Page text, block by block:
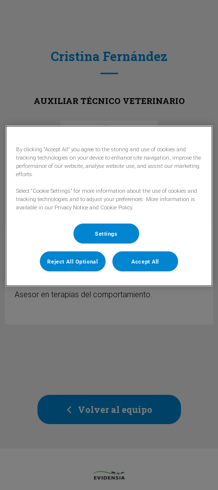
Cristina Fernández
AUXILIAR TÉCNICO VETERINARIO
Cristina Fernández
AUXILIAR TÉCNICO
VETERINARIO
Auxiliar Veterinario.
Asesor en terapias del comportamiento.
Volver al equipo
By clicking “Accept All” you agree to the storing and use of cookies and
tracking technologies on your device to enhance site navigation, improve the
performance of our website, analyse website use, and assist our marketing
efforts.
Select “Cookie Settings” for more information about the use of cookies and
tracking technologies and to adjust your preferences. More information is
available in our Privacy Notice and Cookie Policy.
Settings
Reject All Optional Accept All